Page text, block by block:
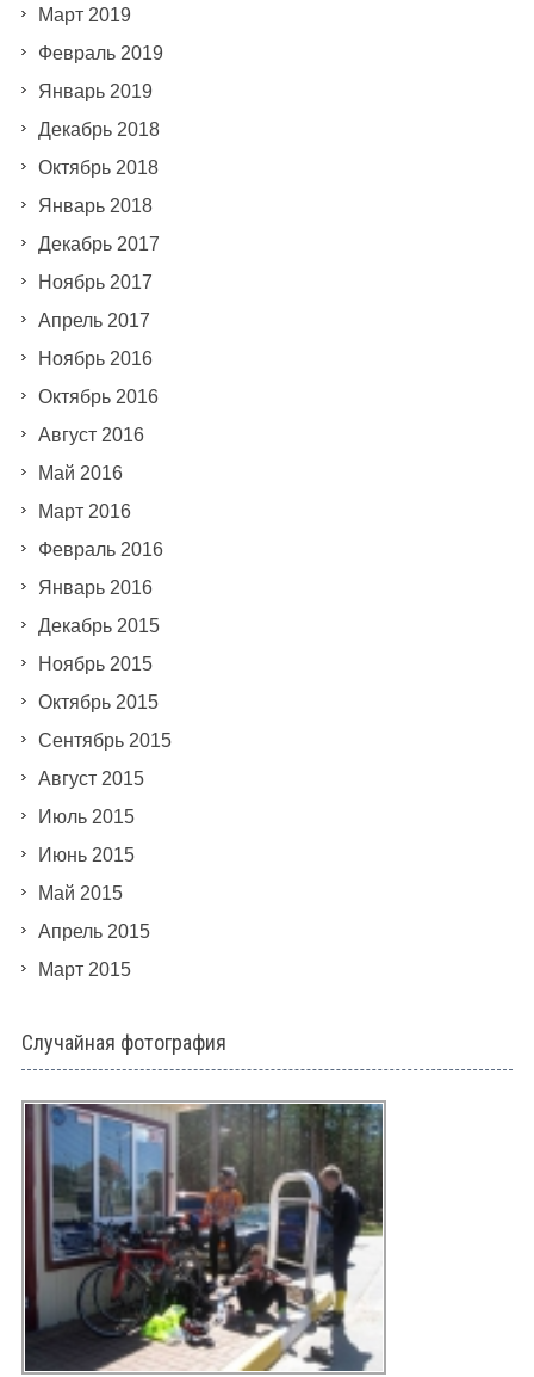
Март 2019
Февраль 2019
Январь 2019
Декабрь 2018
Октябрь 2018
Январь 2018
Декабрь 2017
Ноябрь 2017
Апрель 2017
Ноябрь 2016
Октябрь 2016
Август 2016
Май 2016
Март 2016
Февраль 2016
Январь 2016
Декабрь 2015
Ноябрь 2015
Октябрь 2015
Сентябрь 2015
Август 2015
Июль 2015
Июнь 2015
Май 2015
Апрель 2015
Март 2015
Случайная фотография